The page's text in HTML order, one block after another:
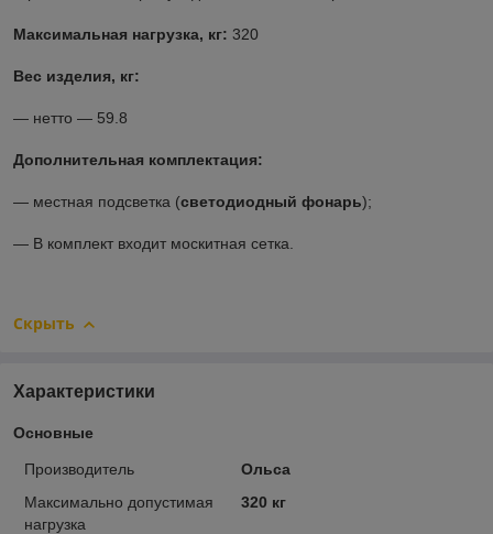
Максимальная нагрузка, кг: 320
Вес изделия, кг:
― нетто ― 59.8
Дополнительная комплектация:
― местная подсветка (светодиодный фонарь);
― В комплект входит москитная сетка.
Скрыть
Характеристики
Основные
Производитель
Ольса
Максимально допустимая
нагрузка
320 кг